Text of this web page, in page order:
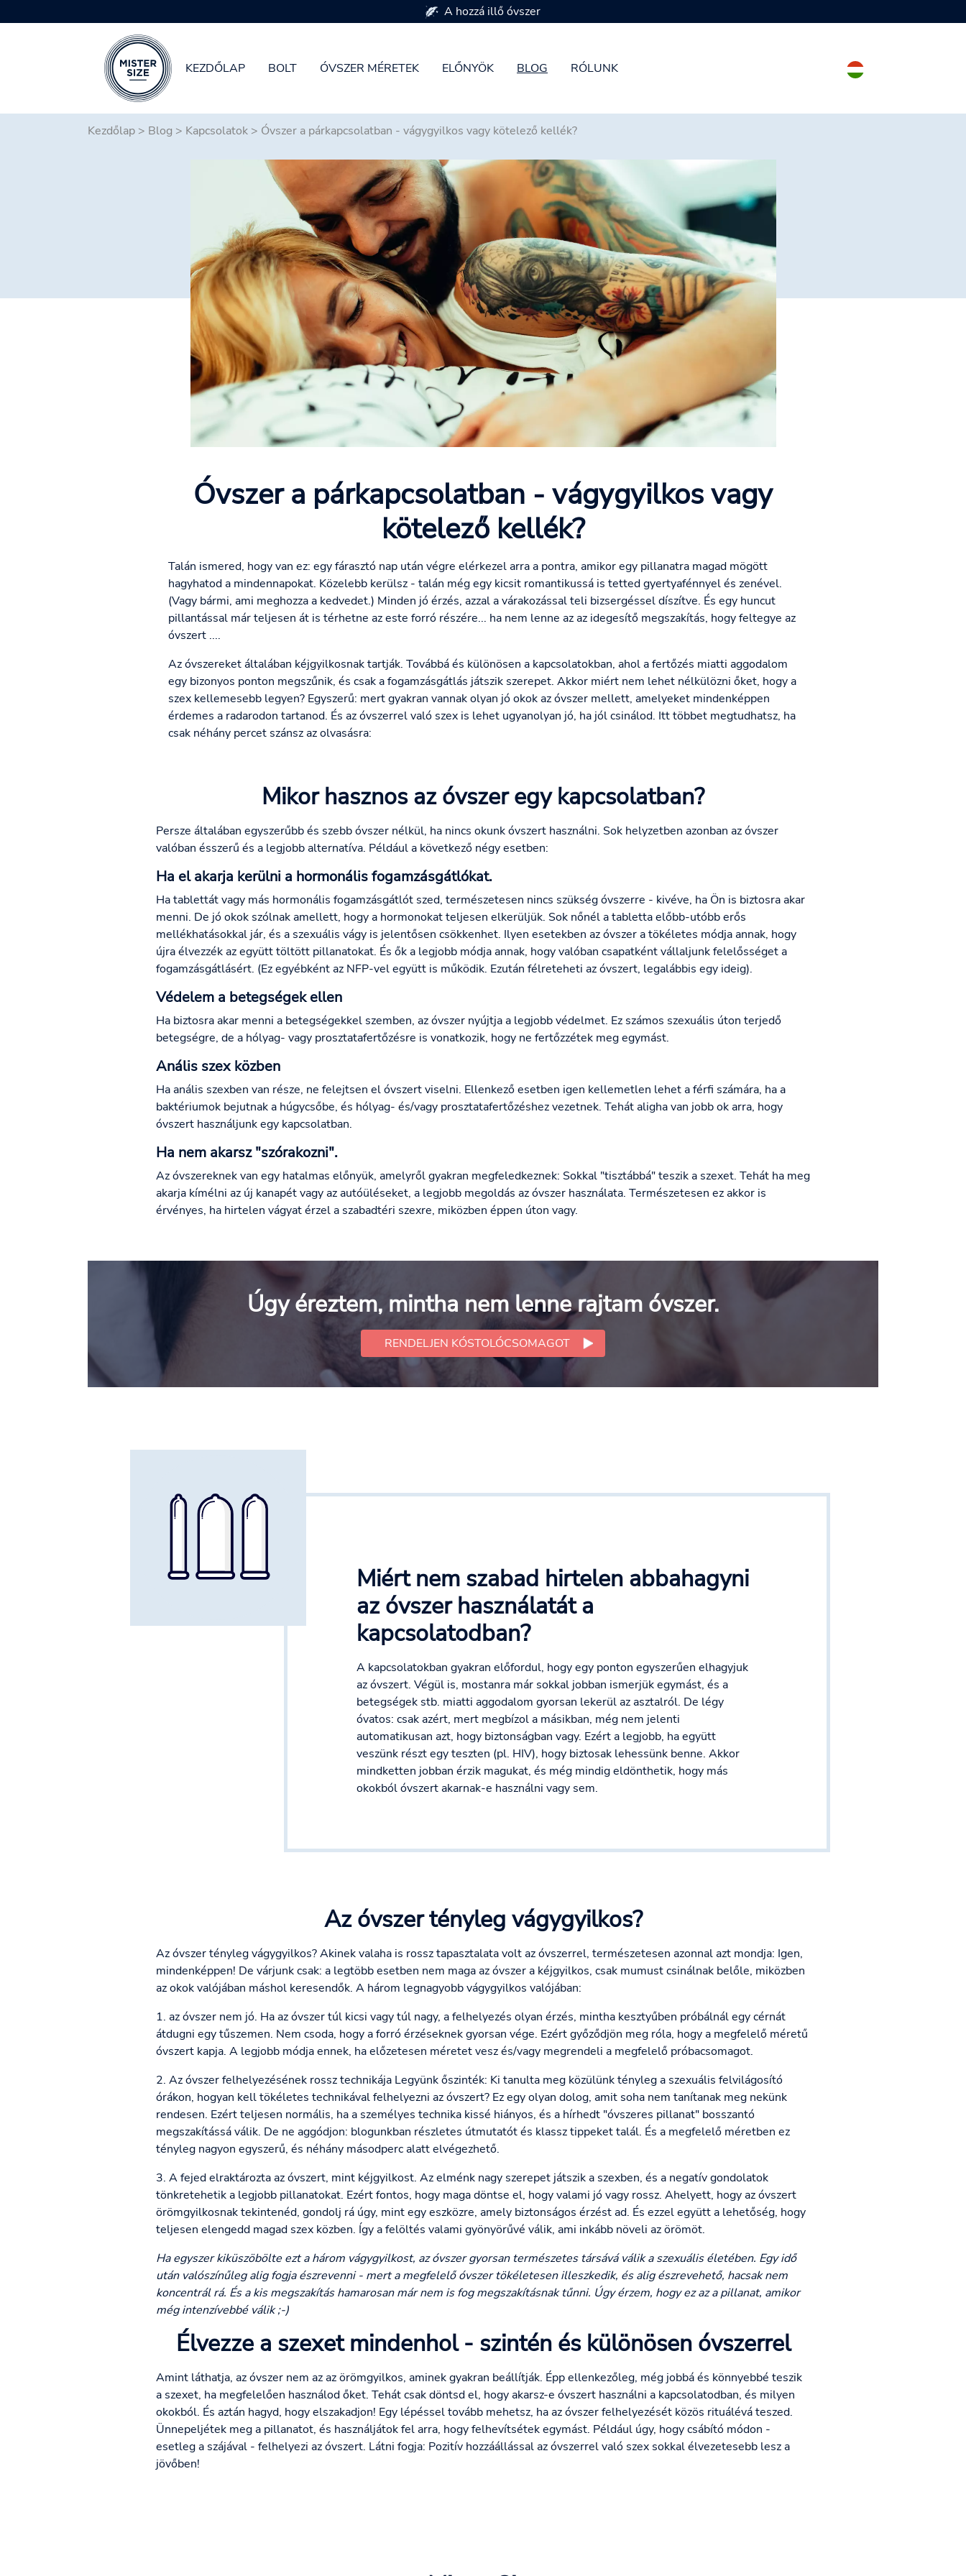
KEZDŐLAP BOLT ÓVSZER MÉRETEK ELŐNYÖK BLOG RÓLUNK
7 óvszer méretben kapható
Kezdőlap > Blog > Kapcsolatok > Óvszer a párkapcsolatban - vágygyilkos vagy kötelező kellék?
Óvszer a párkapcsolatban - vágygyilkos vagy
kötelező kellék?
Talán ismered, hogy van ez: egy fárasztó nap után végre elérkezel arra a pontra, amikor egy pillanatra magad mögött
hagyhatod a mindennapokat. Közelebb kerülsz - talán még egy kicsit romantikussá is tetted gyertyafénnyel és zenével.
(Vagy bármi, ami meghozza a kedvedet.) Minden jó érzés, azzal a várakozással teli bizsergéssel díszítve. És egy huncut
pillantással már teljesen át is térhetne az este forró részére... ha nem lenne az az idegesítő megszakítás, hogy feltegye az
óvszert ....
Az óvszereket általában kéjgyilkosnak tartják. Továbbá és különösen a kapcsolatokban, ahol a fertőzés miatti aggodalom
egy bizonyos ponton megszűnik, és csak a fogamzásgátlás játszik szerepet. Akkor miért nem lehet nélkülözni őket, hogy a
szex kellemesebb legyen? Egyszerű: mert gyakran vannak olyan jó okok az óvszer mellett, amelyeket mindenképpen
érdemes a radarodon tartanod. És az óvszerrel való szex is lehet ugyanolyan jó, ha jól csinálod. Itt többet megtudhatsz, ha
csak néhány percet szánsz az olvasásra:
Mikor hasznos az óvszer egy kapcsolatban?
Persze általában egyszerűbb és szebb óvszer nélkül, ha nincs okunk óvszert használni. Sok helyzetben azonban az óvszer
valóban ésszerű és a legjobb alternatíva. Például a következő négy esetben:
Ha el akarja kerülni a hormonális fogamzásgátlókat.
Ha tablettát vagy más hormonális fogamzásgátlót szed, természetesen nincs szükség óvszerre - kivéve, ha Ön is biztosra akar
menni. De jó okok szólnak amellett, hogy a hormonokat teljesen elkerüljük. Sok nőnél a tabletta előbb-utóbb erős
mellékhatásokkal jár, és a szexuális vágy is jelentősen csökkenhet. Ilyen esetekben az óvszer a tökéletes módja annak, hogy
újra élvezzék az együtt töltött pillanatokat. És ők a legjobb módja annak, hogy valóban csapatként vállaljunk felelősséget a
fogamzásgátlásért. (Ez egyébként az NFP-vel együtt is működik. Ezután félreteheti az óvszert, legalábbis egy ideig).
Védelem a betegségek ellen
Ha biztosra akar menni a betegségekkel szemben, az óvszer nyújtja a legjobb védelmet. Ez számos szexuális úton terjedő
betegségre, de a hólyag- vagy prosztatafertőzésre is vonatkozik, hogy ne fertőzzétek meg egymást.
Anális szex közben
Ha anális szexben van része, ne felejtsen el óvszert viselni. Ellenkező esetben igen kellemetlen lehet a férfi számára, ha a
baktériumok bejutnak a húgycsőbe, és hólyag- és/vagy prosztatafertőzéshez vezetnek. Tehát aligha van jobb ok arra, hogy
óvszert használjunk egy kapcsolatban.
Ha nem akarsz "szórakozni".
Az óvszereknek van egy hatalmas előnyük, amelyről gyakran megfeledkeznek: Sokkal "tisztábbá" teszik a szexet. Tehát ha meg
akarja kímélni az új kanapét vagy az autóüléseket, a legjobb megoldás az óvszer használata. Természetesen ez akkor is
érvényes, ha hirtelen vágyat érzel a szabadtéri szexre, miközben éppen úton vagy.
Úgy éreztem, mintha nem lenne rajtam óvszer.
RENDELJEN KÓSTOLÓCSOMAGOT
Miért nem szabad hirtelen abbahagyni
az óvszer használatát a
kapcsolatodban?
A kapcsolatokban gyakran előfordul, hogy egy ponton egyszerűen elhagyjuk
az óvszert. Végül is, mostanra már sokkal jobban ismerjük egymást, és a
betegségek stb. miatti aggodalom gyorsan lekerül az asztalról. De légy
óvatos: csak azért, mert megbízol a másikban, még nem jelenti
automatikusan azt, hogy biztonságban vagy. Ezért a legjobb, ha együtt
veszünk részt egy teszten (pl. HIV), hogy biztosak lehessünk benne. Akkor
mindketten jobban érzik magukat, és még mindig eldönthetik, hogy más
okokból óvszert akarnak-e használni vagy sem.
Az óvszer tényleg vágygyilkos?
Az óvszer tényleg vágygyilkos? Akinek valaha is rossz tapasztalata volt az óvszerrel, természetesen azonnal azt mondja: Igen,
mindenképpen! De várjunk csak: a legtöbb esetben nem maga az óvszer a kéjgyilkos, csak mumust csinálnak belőle, miközben
az okok valójában máshol keresendők. A három legnagyobb vágygyilkos valójában:
1. az óvszer nem jó. Ha az óvszer túl kicsi vagy túl nagy, a felhelyezés olyan érzés, mintha kesztyűben próbálnál egy cérnát
átdugni egy tűszemen. Nem csoda, hogy a forró érzéseknek gyorsan vége. Ezért győződjön meg róla, hogy a megfelelő méretű
óvszert kapja. A legjobb módja ennek, ha előzetesen méretet vesz és/vagy megrendeli a megfelelő próbacsomagot.
2. Az óvszer felhelyezésének rossz technikája Legyünk őszinték: Ki tanulta meg közülünk tényleg a szexuális felvilágosító
órákon, hogyan kell tökéletes technikával felhelyezni az óvszert? Ez egy olyan dolog, amit soha nem tanítanak meg nekünk
rendesen. Ezért teljesen normális, ha a személyes technika kissé hiányos, és a hírhedt "óvszeres pillanat" bosszantó
megszakítássá válik. De ne aggódjon: blogunkban részletes útmutatót és klassz tippeket talál. És a megfelelő méretben ez
tényleg nagyon egyszerű, és néhány másodperc alatt elvégezhető.
3. A fejed elraktározta az óvszert, mint kéjgyilkost. Az elménk nagy szerepet játszik a szexben, és a negatív gondolatok
tönkretehetik a legjobb pillanatokat. Ezért fontos, hogy maga döntse el, hogy valami jó vagy rossz. Ahelyett, hogy az óvszert
örömgyilkosnak tekintenéd, gondolj rá úgy, mint egy eszközre, amely biztonságos érzést ad. És ezzel együtt a lehetőség, hogy
teljesen elengedd magad szex közben. Így a felöltés valami gyönyörűvé válik, ami inkább növeli az örömöt.
Ha egyszer kiküszöbölte ezt a három vágygyilkost, az óvszer gyorsan természetes társává válik a szexuális életében. Egy idő
után valószínűleg alig fogja észrevenni - mert a megfelelő óvszer tökéletesen illeszkedik, és alig észrevehető, hacsak nem
koncentrál rá. És a kis megszakítás hamarosan már nem is fog megszakításnak tűnni. Úgy érzem, hogy ez az a pillanat, amikor
még intenzívebbé válik ;-)
Élvezze a szexet mindenhol - szintén és különösen óvszerrel
Amint láthatja, az óvszer nem az az örömgyilkos, aminek gyakran beállítják. Épp ellenkezőleg, még jobbá és könnyebbé teszik
a szexet, ha megfelelően használod őket. Tehát csak döntsd el, hogy akarsz-e óvszert használni a kapcsolatodban, és milyen
okokból. És aztán hagyd, hogy elszakadjon! Egy lépéssel tovább mehetsz, ha az óvszer felhelyezését közös rituálévá teszed.
Ünnepeljétek meg a pillanatot, és használjátok fel arra, hogy felhevítsétek egymást. Például úgy, hogy csábító módon -
esetleg a szájával - felhelyezi az óvszert. Látni fogja: Pozitív hozzáállással az óvszerrel való szex sokkal élvezetesebb lesz a
jövőben!